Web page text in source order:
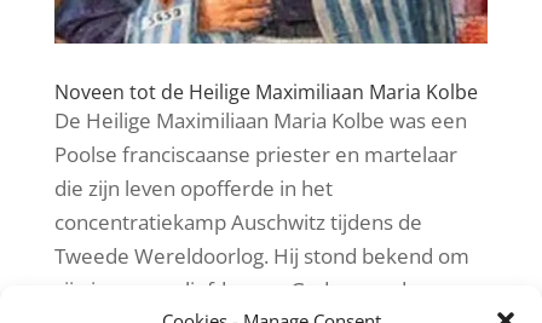
Noveen tot de Heilige Maximiliaan Maria Kolbe
De Heilige Maximiliaan Maria Kolbe was een
Poolse franciscaanse priester en martelaar
die zijn leven opofferde in het
concentratiekamp Auschwitz tijdens de
Tweede Wereldoorlog. Hij stond bekend om
zijn immense liefde voor God en medemens,